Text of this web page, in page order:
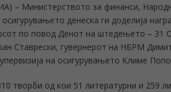
– Министерството за финанси,
осигурувањето денеска ги доделија
по повод Денот на штедењето – 31
Ставрески, гувернерот на НБРМ
на осигурувањето Климе
творби од кои 51 литературни и 259